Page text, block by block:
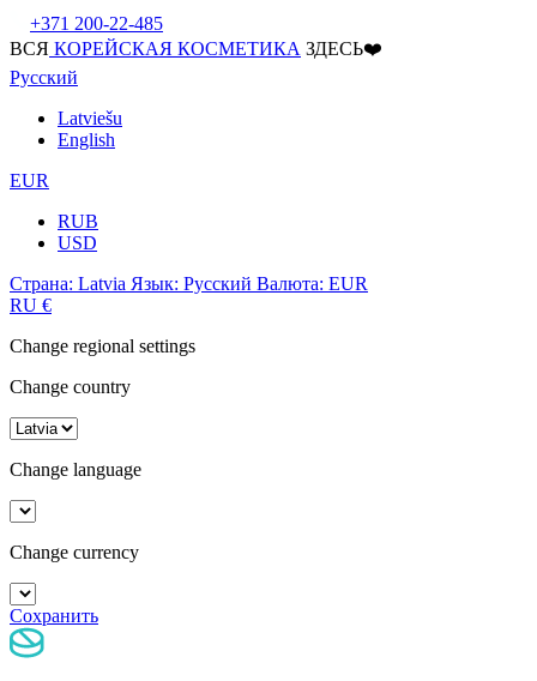
+371 200-22-485
ВСЯ КОРЕЙСКАЯ КОСМЕТИКА ЗДЕСЬ❤️
Русский
Latviešu
English
EUR
RUB
USD
Страна: Latvia Язык: Русский Валюта: EUR
RU €
Change regional settings
Change country
Change language
Change currency
Сохранить